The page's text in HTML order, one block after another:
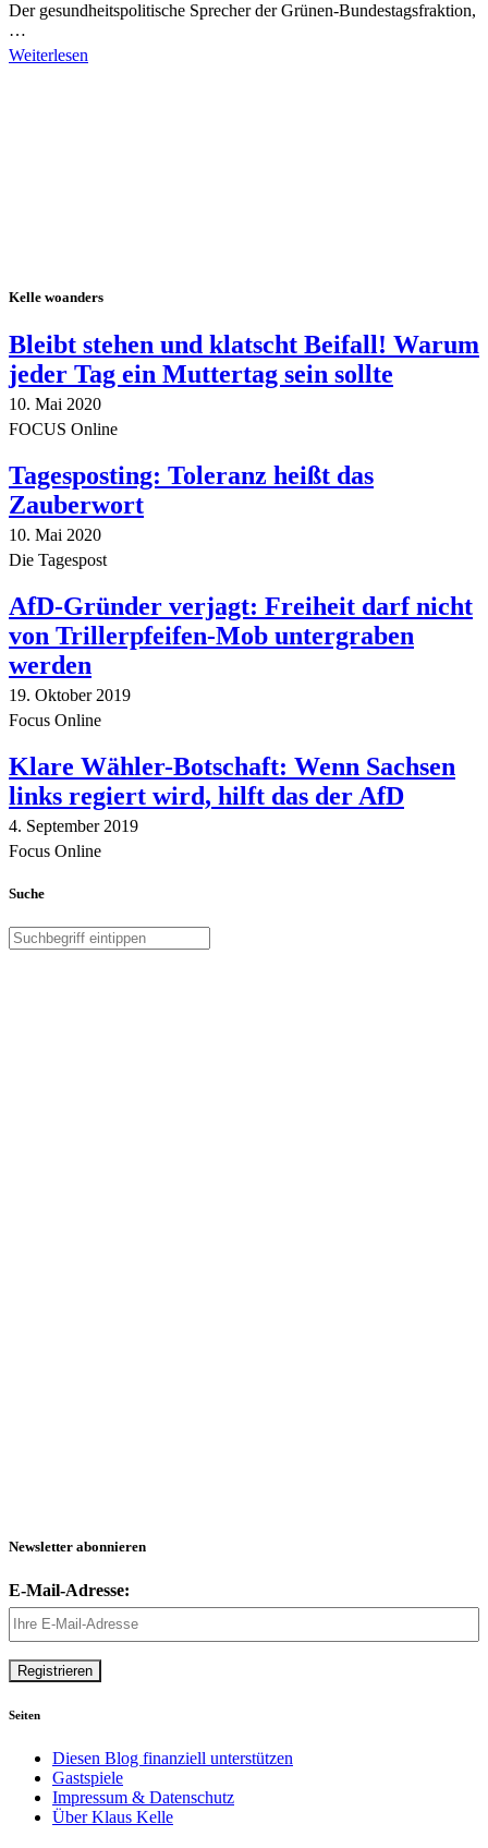
Der gesundheitspolitische Sprecher der Grünen-Bundestagsfraktion,
…
Weiterlesen
Kelle woanders
Bleibt stehen und klatscht Beifall! Warum
jeder Tag ein Muttertag sein sollte
10. Mai 2020
FOCUS Online
Tagesposting: Toleranz heißt das
Zauberwort
10. Mai 2020
Die Tagespost
AfD-Gründer verjagt: Freiheit darf nicht
von Trillerpfeifen-Mob untergraben
werden
19. Oktober 2019
Focus Online
Klare Wähler-Botschaft: Wenn Sachsen
links regiert wird, hilft das der AfD
4. September 2019
Focus Online
Suche
Newsletter abonnieren
E-Mail-Adresse:
Seiten
Diesen Blog finanziell unterstützen
Gastspiele
Impressum & Datenschutz
Über Klaus Kelle